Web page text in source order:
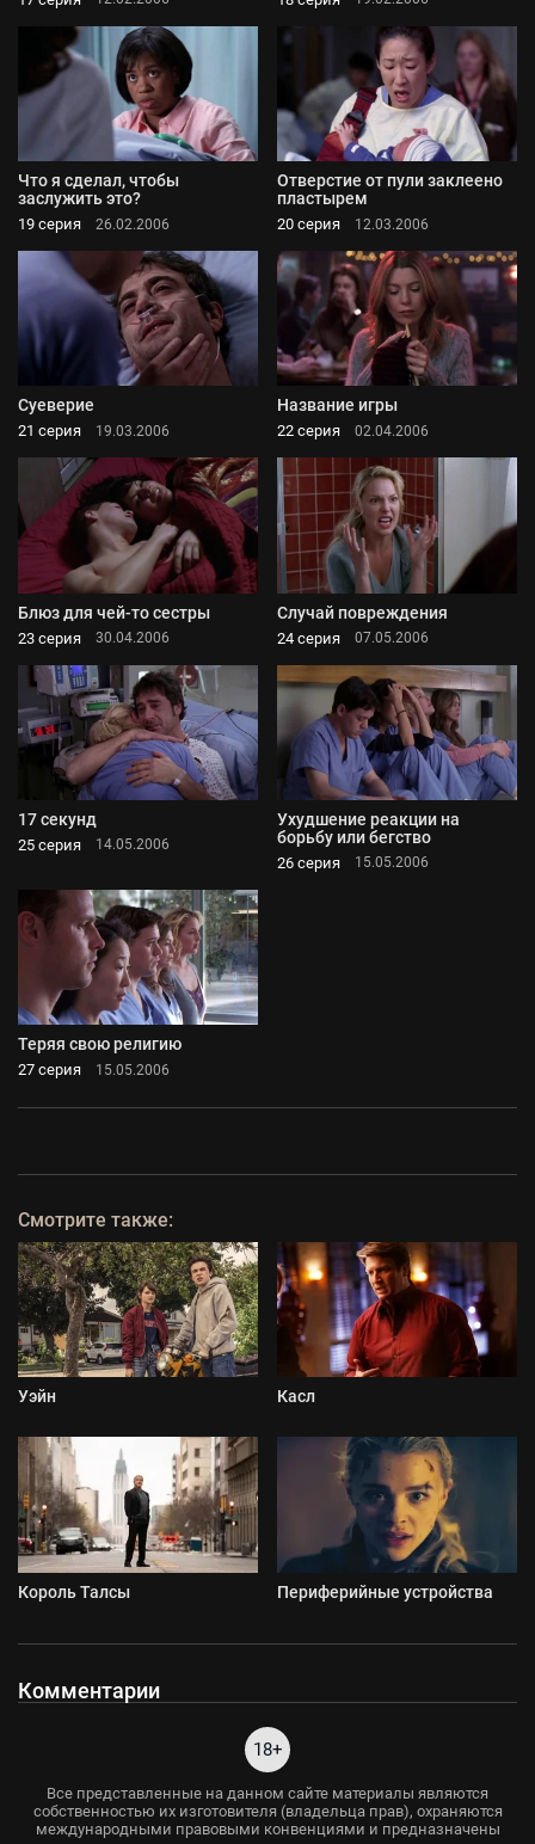
Что я сделал, чтобы
заслужить это?
19 серия 26.02.2006
Отверстие от пули заклеено
пластырем
20 серия 12.03.2006
Суеверие
21 серия 19.03.2006
Название игры
22 серия 02.04.2006
Блюз для чей-то сестры
23 серия 30.04.2006
Случай повреждения
24 серия 07.05.2006
17 секунд
25 серия 14.05.2006
Ухудшение реакции на
борьбу или бегство
26 серия 15.05.2006
Теряя свою религию
27 серия 15.05.2006
Смотрите также:
Уэйн Касл
Король Талсы Периферийные устройства
Комментарии
18+
Все представленные на данном сайте материалы являются
собственностью их изготовителя (владельца прав), охраняются
международными правовыми конвенциями и предназначены